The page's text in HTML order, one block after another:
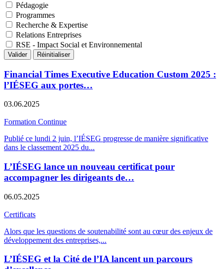
Pédagogie
Programmes
Recherche & Expertise
Relations Entreprises
RSE - Impact Social et Environnemental
Valider Réinitialiser
Financial Times Executive Education Custom 2025 :
l’IÉSEG aux portes…
03.06.2025
Formation Continue
Publié ce lundi 2 juin, l’IÉSEG progresse de manière significative
dans le classement 2025 du...
L’IÉSEG lance un nouveau certificat pour
accompagner les dirigeants de…
06.05.2025
Certificats
Alors que les questions de soutenabilité sont au cœur des enjeux de
développement des entreprises,...
L’IÉSEG et la Cité de l’IA lancent un parcours